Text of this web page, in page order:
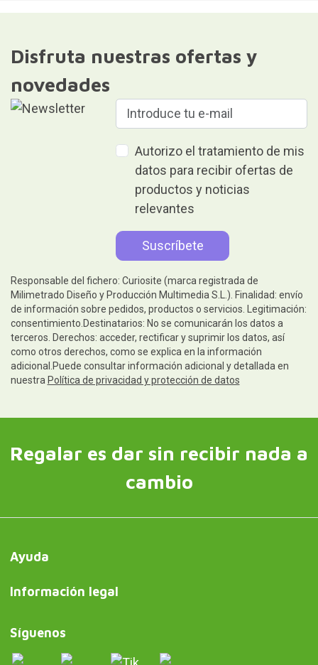
Disfruta nuestras ofertas y
novedades
Autorizo el tratamiento de mis
datos para recibir ofertas de
productos y noticias
relevantes
Responsable del fichero: Curiosite (marca registrada de
Milimetrado Diseño y Producción Multimedia S.L.). Finalidad: envío
de información sobre pedidos, productos o servicios. Legitimación:
consentimiento.Destinatarios: No se comunicarán los datos a
terceros. Derechos: acceder, rectificar y suprimir los datos, así
como otros derechos, como se explica en la información
adicional.Puede consultar información adicional y detallada en
nuestra Política de privacidad y protección de datos
Regalar es dar sin recibir nada a
cambio
Ayuda
Información legal
Síguenos